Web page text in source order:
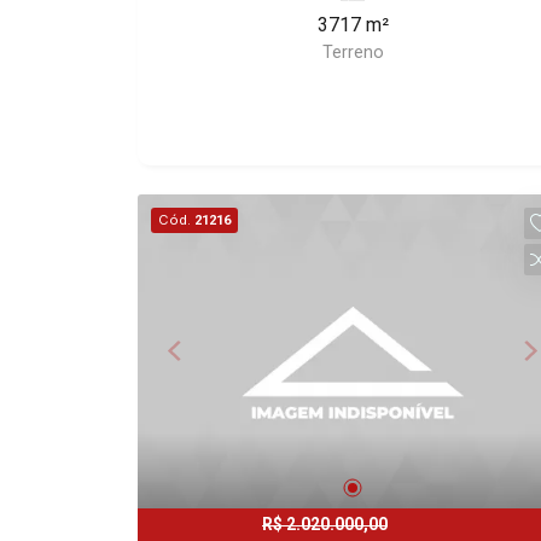
3717 m²
Terreno
Cód. 21216
R$ 2.020.000,00